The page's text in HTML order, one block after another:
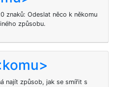
znaků: Odeslat něco k někomu
způsobu.
najít způsob, jak se smířit s